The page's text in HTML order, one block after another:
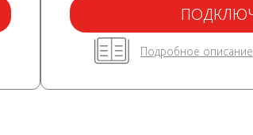
Подробное описание